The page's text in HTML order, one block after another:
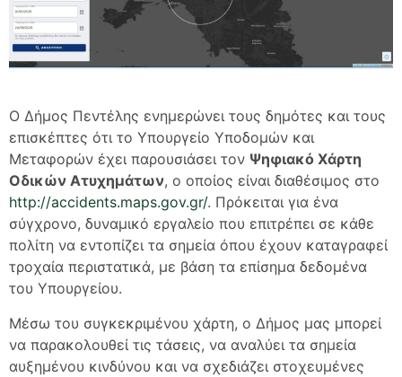
Ο Δήμος Πεντέλης ενημερώνει τους δημότες και τους
επισκέπτες ότι το Υπουργείο Υποδομών και
Μεταφορών έχει παρουσιάσει τον Ψηφιακό Χάρτη
Οδικών Ατυχημάτων, ο οποίος είναι διαθέσιμος στο
http://accidents.maps.gov.gr/. Πρόκειται για ένα
σύγχρονο, δυναμικό εργαλείο που επιτρέπει σε κάθε
πολίτη να εντοπίζει τα σημεία όπου έχουν καταγραφεί
τροχαία περιστατικά, με βάση τα επίσημα δεδομένα
του Υπουργείου.
Μέσω του συγκεκριμένου χάρτη, ο Δήμος μας μπορεί
να παρακολουθεί τις τάσεις, να αναλύει τα σημεία
αυξημένου κινδύνου και να σχεδιάζει στοχευμένες